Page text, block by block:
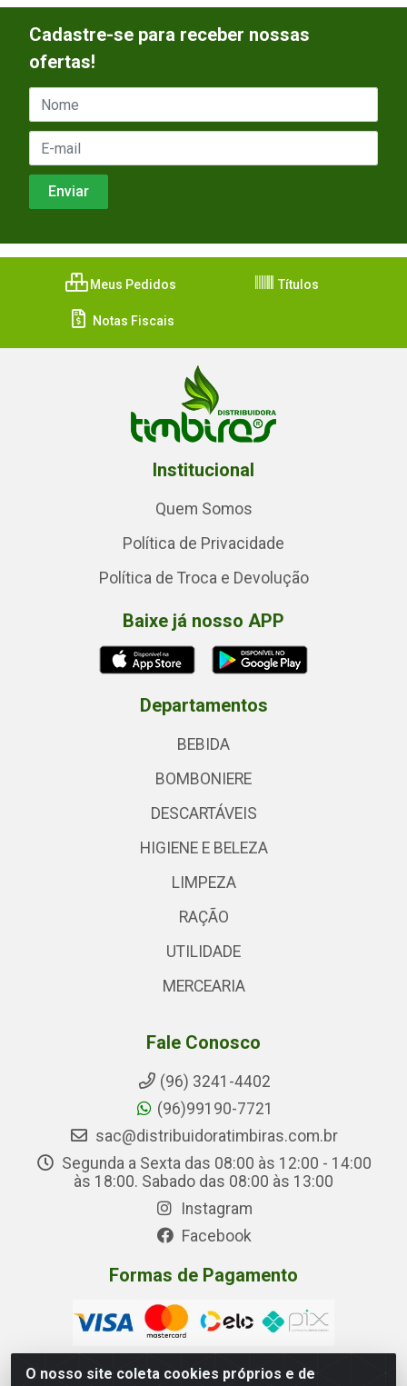
O nosso site coleta cookies próprios e de
Cadastre-se para receber nossas
ofertas!
Meus Pedidos Títulos
Notas Fiscais
Institucional
Quem Somos
Política de Privacidade
Política de Troca e Devolução
Baixe já nosso APP
Departamentos
BEBIDA
BOMBONIERE
DESCARTÁVEIS
HIGIENE E BELEZA
LIMPEZA
RAÇÃO
UTILIDADE
MERCEARIA
Fale Conosco
(96) 3241-4402
(96)99190-7721
sac@distribuidoratimbiras.com.br
Segunda a Sexta das 08:00 às 12:00 - 14:00
às 18:00. Sabado das 08:00 às 13:00
Instagram
Facebook
Formas de Pagamento